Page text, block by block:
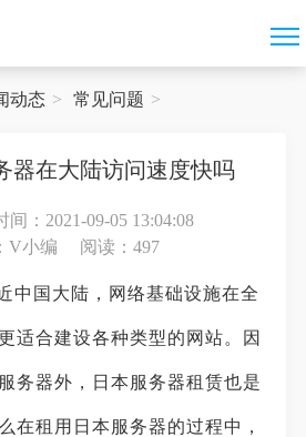
动态 常见问题
器在大陆访问速度快吗
间：2021-09-05 13:04:08
V小编
阅读：497
中国大陆，网络基础设施在全
适合建设各种类型的网站。因
务器外，日本服务器租赁也是
在租用日本服务器的过程中，